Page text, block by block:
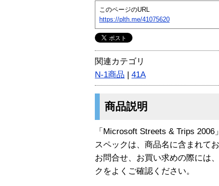
このページのURL
https://plth.me/41075620
関連カテゴリ
N-1商品 | 41A
商品説明
「Microsoft Streets & Trips
スペックは、商品名に含まれて
お問合せ、お買い求めの際には
クをよくご確認ください。